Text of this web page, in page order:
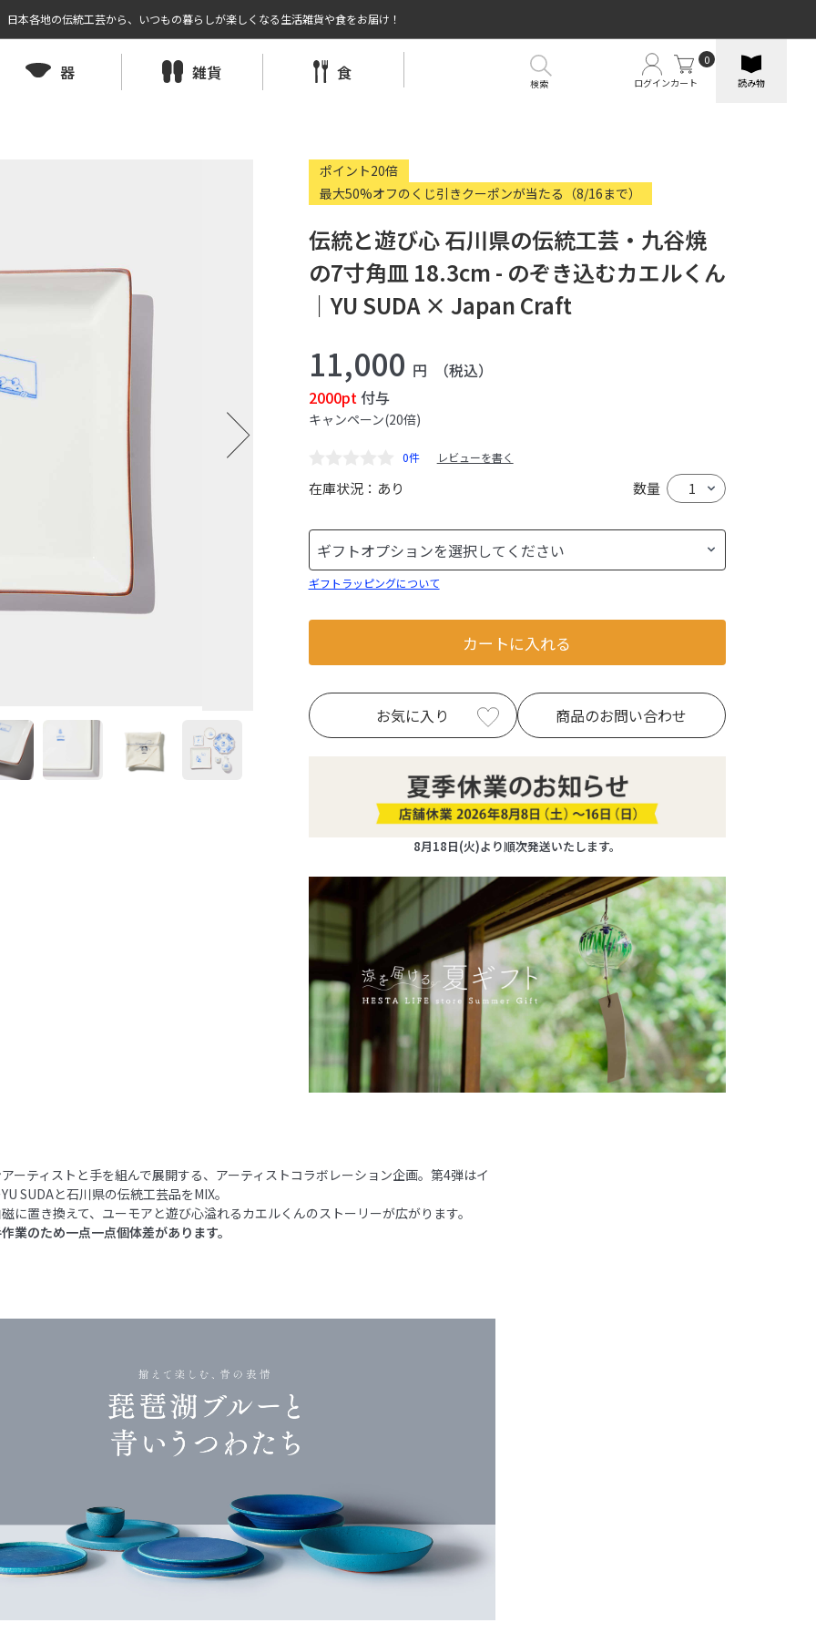
日本各地の伝統工芸から、いつもの暮らしが楽しくなる生活雑貨や食をお届け！
器 雑貨 食 ログインカート
0
読み物
検索
ポイント20倍
最大50%オフのくじ引きクーポンが当たる（8/16まで）
伝統と遊び心 石川県の伝統工芸・九谷焼
の7寸角皿 18.3cm - のぞき込むカエルくん
｜YU SUDA × Japan Craft
11,000 円
（税込）
2000pt付与
キャンペーン(20倍)
0件 レビューを書く
在庫状況： あり 数量
ギフトラッピングについて
カートに入れる
お気に入り 商品のお問い合わせ
8月18日(火)より順次発送いたします。
ーティストと手を組んで展開する、アーティストコラボレーション企画。第4弾はイ
SUDAと石川県の伝統工芸品をMIX。
に置き換えて、ユーモアと遊び心溢れるカエルくんのストーリーが広がります。
業のため一点一点個体差があります。